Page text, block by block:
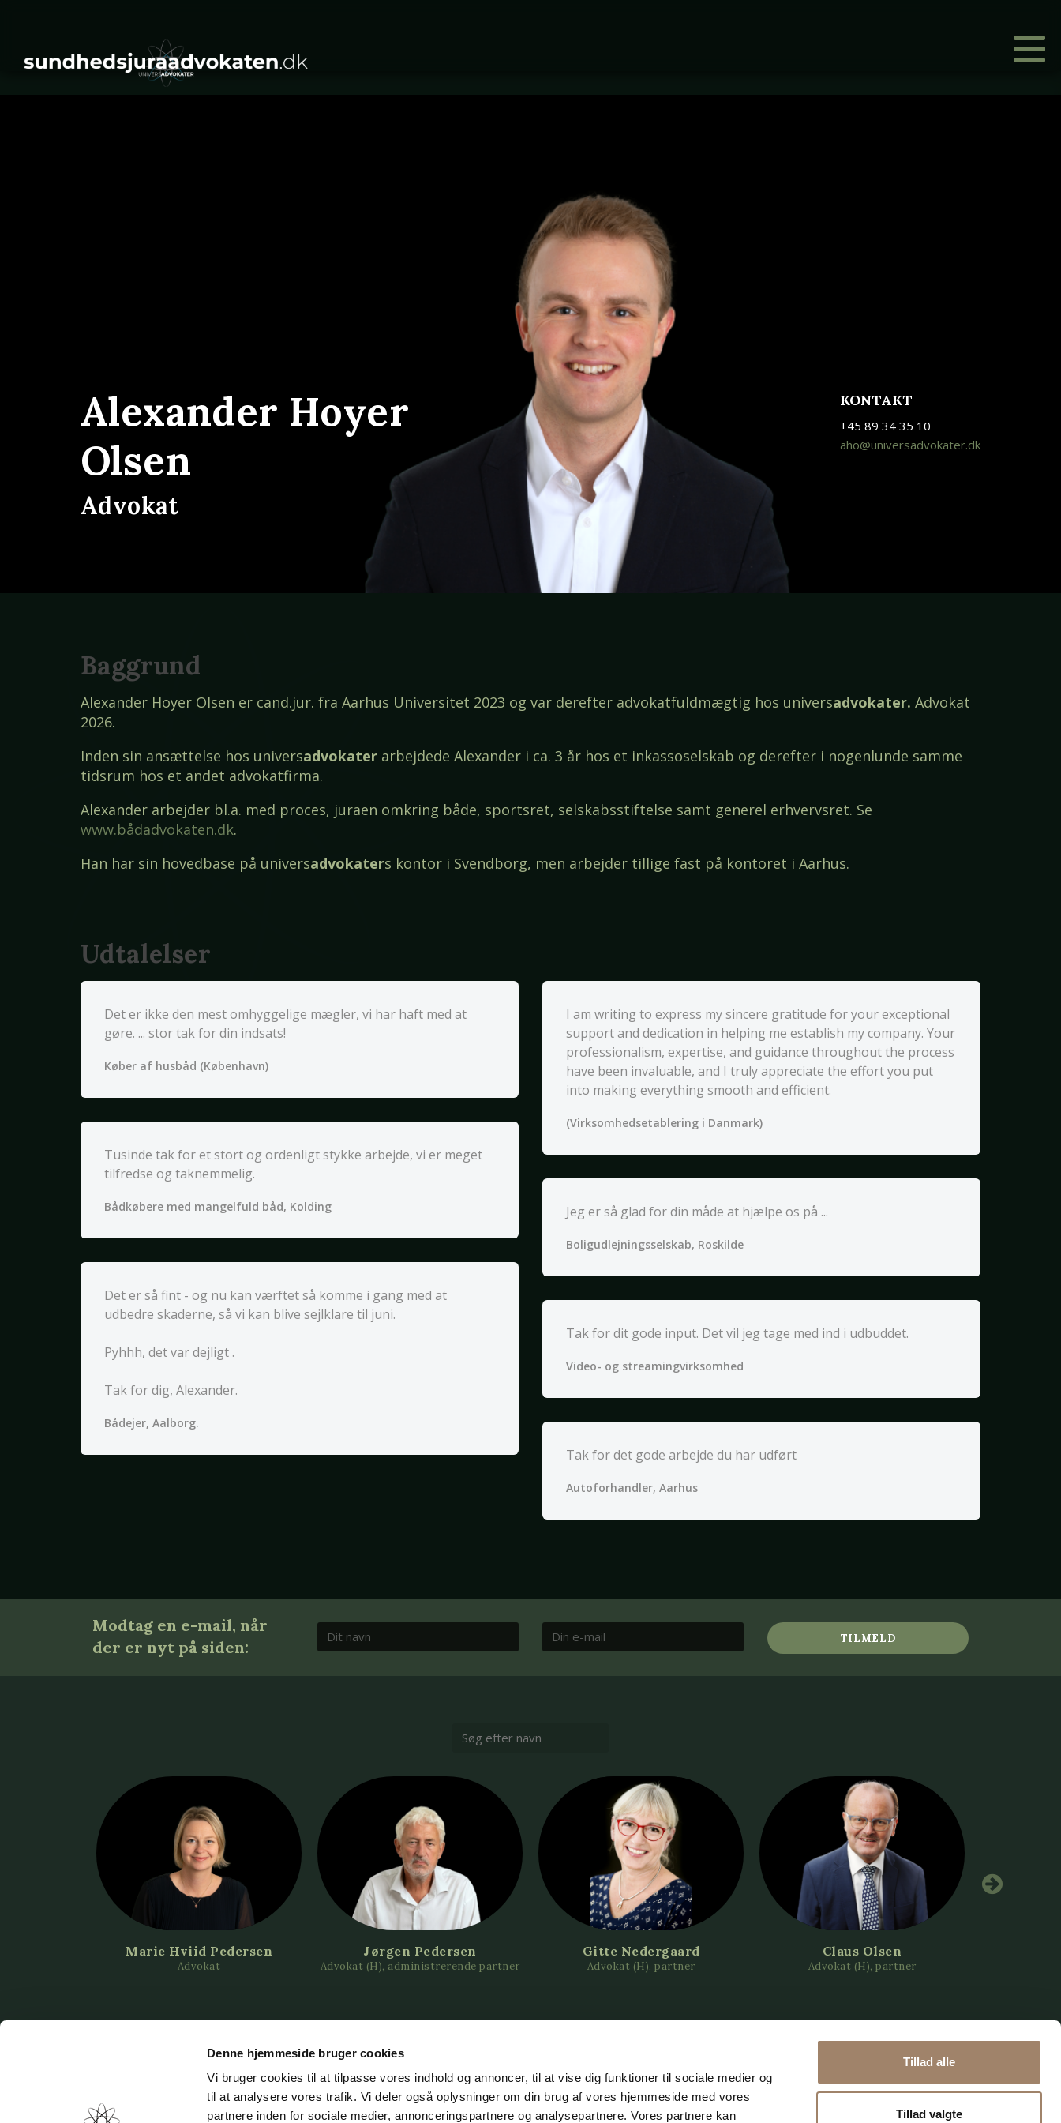
Denne hjemmeside bruger cookies
Vi bruger cookies til at tilpasse vores indhold og annoncer, til at vise dig funktioner til sociale medier og
til at analysere vores trafik. Vi deler også oplysninger om din brug af vores hjemmeside med vores
partnere inden for sociale medier, annonceringspartnere og analysepartnere. Vores partnere kan
Tillad alle
Tillad valgte
Alexander Hoyer
Olsen
Advokat
KONTAKT
+45 89 34 35 10
aho@universadvokater.dk
Baggrund
Alexander Hoyer Olsen er cand.jur. fra Aarhus Universitet 2023 og var derefter advokatfuldmægtig hos universadvokater. Advokat
2026.
Inden sin ansættelse hos universadvokater arbejdede Alexander i ca. 3 år hos et inkassoselskab og derefter i nogenlunde samme
tidsrum hos et andet advokatfirma.
Alexander arbejder bl.a. med proces, juraen omkring både, sportsret, selskabsstiftelse samt generel erhvervsret. Se
www.bådadvokaten.dk.
Han har sin hovedbase på universadvokaters kontor i Svendborg, men arbejder tillige fast på kontoret i Aarhus.
Udtalelser
Det er ikke den mest omhyggelige mægler, vi har haft med at
gøre. ... stor tak for din indsats!
Køber af husbåd (København)
I am writing to express my sincere gratitude for your exceptional
support and dedication in helping me establish my company. Your
professionalism, expertise, and guidance throughout the process
have been invaluable, and I truly appreciate the effort you put
into making everything smooth and efficient.
(Virksomhedsetablering i Danmark)
Tusinde tak for et stort og ordenligt stykke arbejde, vi er meget
tilfredse og taknemmelig.
Bådkøbere med mangelfuld båd, Kolding Jeg er så glad for din måde at hjælpe os på ...
Boligudlejningsselskab, Roskilde
Det er så fint - og nu kan værftet så komme i gang med at
udbedre skaderne, så vi kan blive sejlklare til juni.
Pyhhh, det var dejligt .
Tak for dig, Alexander.
Bådejer, Aalborg.
Tak for dit gode input. Det vil jeg tage med ind i udbuddet.
Video- og streamingvirksomhed
Tak for det gode arbejde du har udført
Autoforhandler, Aarhus
Modtag en e-mail, når
der er nyt på siden:
TILMELD
Marie Hviid Pedersen
Advokat
Jørgen Pedersen
Advokat (H), administrerende partner
Gitte Nedergaard
Advokat (H), partner
Claus Olsen
Advokat (H), partner
UNIVERSADVOKATER